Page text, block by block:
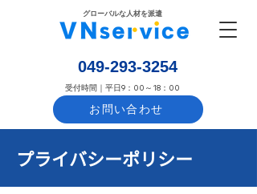
​グローバルな人材を派遣
お問い合わせ
​049-293-3254
​受付時間｜平日9：00～18：00
プライバシーポリシー